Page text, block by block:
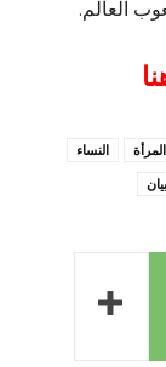
العالم.
المرأة
النساء